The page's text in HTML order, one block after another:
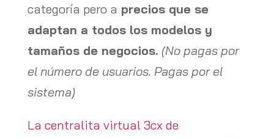
categoría pero a precios que se
adaptan a todos los modelos y
tamaños de negocios. (No pagas por
el número de usuarios. Pagas por el
sistema)
La centralita virtual 3cx de